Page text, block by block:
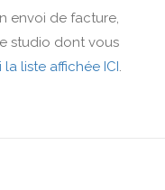
envoi de facture,
studio dont vous
la liste affichée ICI.